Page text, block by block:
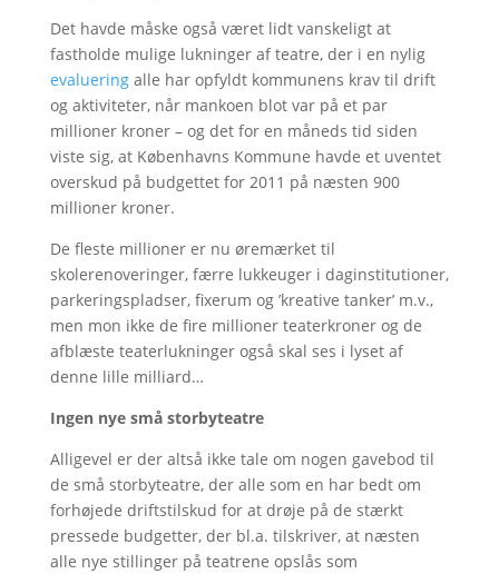
Det havde måske også været lidt vanskeligt at
fastholde mulige lukninger af teatre, der i en nylig
evalueringalle har opfyldt kommunens krav til drift
og aktiviteter, når mankoen blot var på et par
millioner kroner – og det for en måneds tid siden
viste sig, at Københavns Kommune havde et uventet
overskud på budgettet for 2011 på næsten 900
millioner kroner.
De fleste millioner er nu øremærket til
skolerenoveringer, færre lukkeuger i daginstitutioner,
parkeringspladser, fixerum og ’kreative tanker’ m.v.,
men mon ikke de fire millioner teaterkroner og de
afblæste teaterlukninger også skal ses i lyset af
denne lille milliard…
Ingen nye små storbyteatre
Alligevel er der altså ikke tale om nogen gavebod til
de små storbyteatre, der alle som en har bedt om
forhøjede driftstilskud for at drøje på de stærkt
pressede budgetter, der bl.a. tilskriver, at næsten
alle nye stillinger på teatrene opslås som